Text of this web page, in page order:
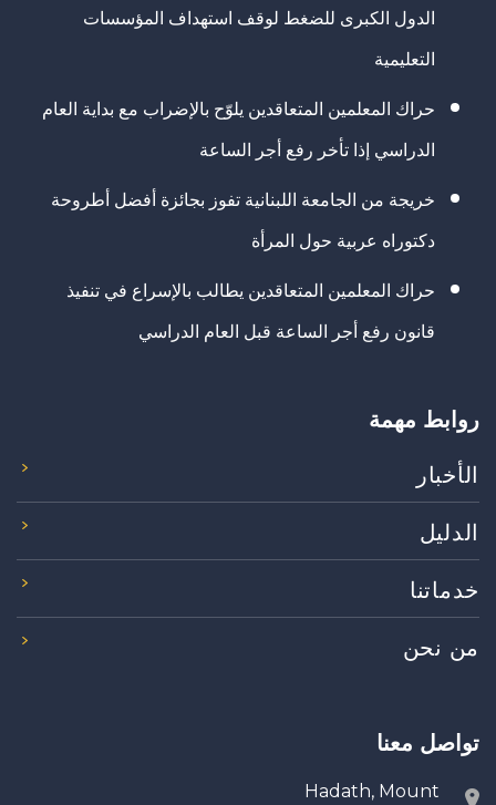
الدول الكبرى للضغط لوقف استهداف المؤسسات
التعليمية
حراك المعلمين المتعاقدين يلوّح بالإضراب مع بداية العام
الدراسي إذا تأخر رفع أجر الساعة
خريجة من الجامعة اللبنانية تفوز بجائزة أفضل أطروحة
دكتوراه عربية حول المرأة
حراك المعلمين المتعاقدين يطالب بالإسراع في تنفيذ
قانون رفع أجر الساعة قبل العام الدراسي
روابط مهمة
الأخبار
الدليل
خدماتنا
من نحن
تواصل معنا
Hadath, Mount